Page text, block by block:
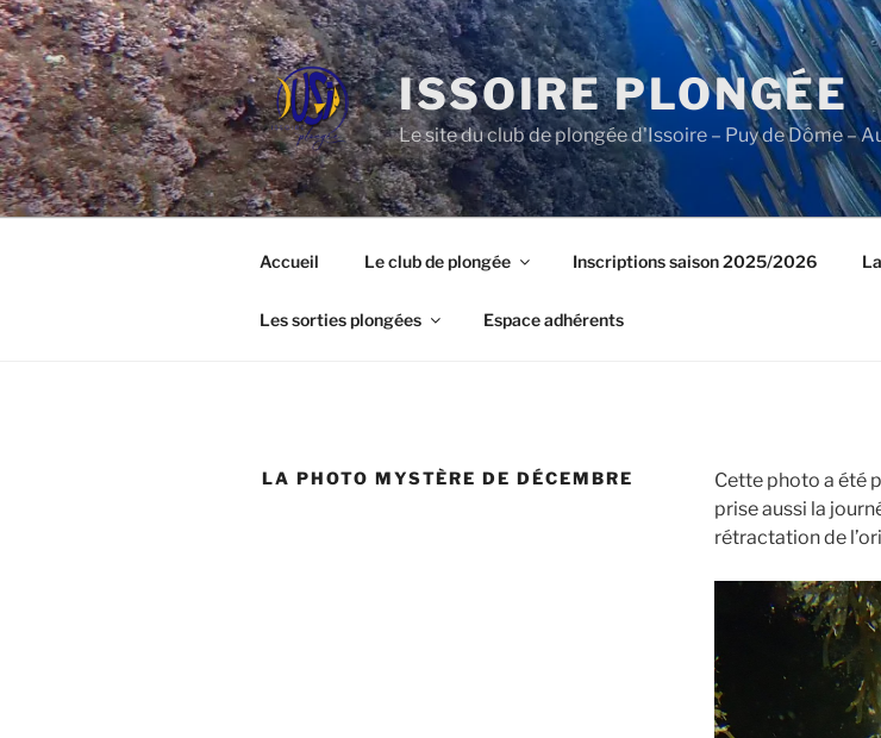
Aller
au
contenu
principal
ISSOIRE PLONGÉE
Le site du club de plongée d'Issoire – Puy de Dôme –
Accueil Le club de plongée Inscriptions saison 2025/2026
Les sorties plongées Espace adhérents
LA PHOTO MYSTÈRE DE DÉCEMBRE
Cette photo a été
prise aussi la
rétractation de